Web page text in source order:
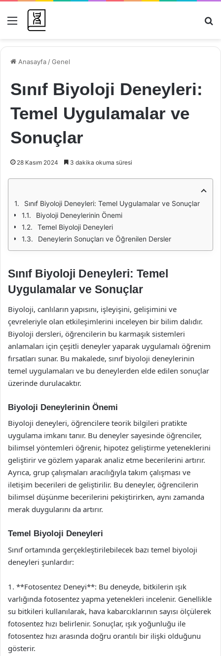
Menü
Anasayfa /Genel
Sınıf Biyoloji Deneyleri:
Temel Uygulamalar ve
Sonuçlar
28 Kasım 2024 3 dakika okuma süresi
Sınıf Biyoloji Deneyleri: Temel Uygulamalar ve Sonuçlar
Biyoloji Deneylerinin Önemi
Temel Biyoloji Deneyleri
Deneylerin Sonuçları ve Öğrenilen Dersler
Sınıf Biyoloji Deneyleri: Temel
Uygulamalar ve Sonuçlar
Biyoloji, canlıların yapısını, işleyişini, gelişimini ve
çevreleriyle olan etkileşimlerini inceleyen bir bilim dalıdır.
Biyoloji dersleri, öğrencilerin bu karmaşık sistemleri
anlamaları için çeşitli deneyler yaparak uygulamalı öğrenim
fırsatları sunar. Bu makalede, sınıf biyoloji deneylerinin
temel uygulamaları ve bu deneylerden elde edilen sonuçlar
üzerinde durulacaktır.
Biyoloji Deneylerinin Önemi
Biyoloji deneyleri, öğrencilere teorik bilgileri pratikte
uygulama imkanı tanır. Bu deneyler sayesinde öğrenciler,
bilimsel yöntemleri öğrenir, hipotez geliştirme yeteneklerini
geliştirir ve gözlem yaparak analiz etme becerilerini artırır.
Ayrıca, grup çalışmaları aracılığıyla takım çalışması ve
iletişim becerileri de geliştirilir. Bu deneyler, öğrencilerin
bilimsel düşünme becerilerini pekiştirirken, aynı zamanda
merak duygularını da artırır.
Temel Biyoloji Deneyleri
Sınıf ortamında gerçekleştirilebilecek bazı temel biyoloji
deneyleri şunlardır:
1. **Fotosentez Deneyi**: Bu deneyde, bitkilerin ışık
varlığında fotosentez yapma yetenekleri incelenir. Genellikle
su bitkileri kullanılarak, hava kabarcıklarının sayısı ölçülerek
fotosentez hızı belirlenir. Sonuçlar, ışık yoğunluğu ile
fotosentez hızı arasında doğru orantılı bir ilişki olduğunu
gösterir.